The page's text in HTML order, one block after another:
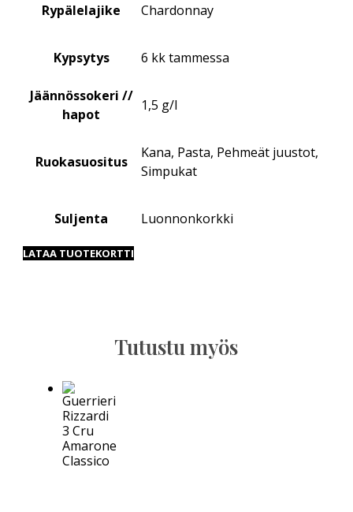
Rypälelajike Chardonnay
Kypsytys 6 kk tammessa
Jäännössokeri //
hapot
1,5 g/l
Ruokasuositus
Kana, Pasta, Pehmeät juustot,
Simpukat
Suljenta Luonnonkorkki
LATAA TUOTEKORTTI
Tutustu myös